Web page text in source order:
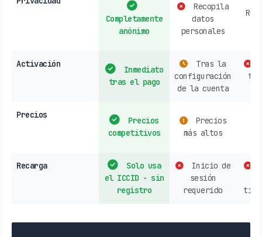
Completamente
anónimo
Recopila
datos
personales
Activación
Inmediato
tras el pago
Tras la
configuración
de la cuenta
Precios
Precios
competitivos
Precios
más altos
Recarga
Solo usa
el ICCID - sin
registro
Inicio de
sesión
requerido